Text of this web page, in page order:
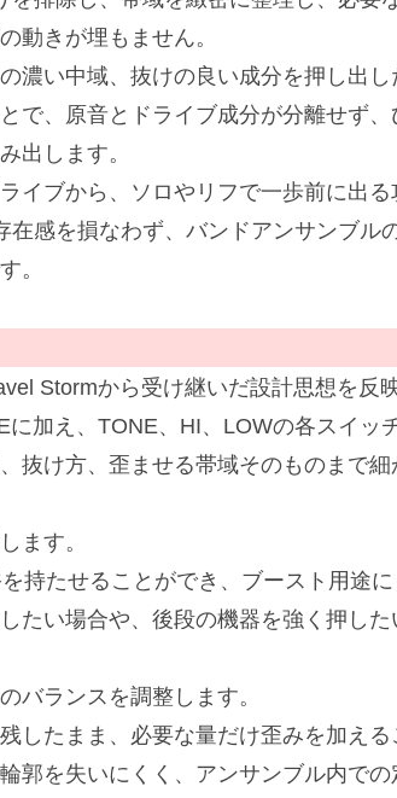
動きが埋もません。
濃い中域、抜けの良い成分を押し出
で、原音とドライブ成分が分離せず
出します。
イブから、ソロやリフで一歩前に出る
在感を損なわず、バンドアンサンブル
。
Stormから受け継いだ設計思想を反
に加え、TONE、HI、LOWの各スイッ
抜け方、歪ませる帯域そのものまで細
ます。
持たせることができ、ブースト用途
たい場合や、後段の機器を強く押した
バランスを調整します。
したまま、必要な量だけ歪みを加え
郭を失いにくく、アンサンブル内での